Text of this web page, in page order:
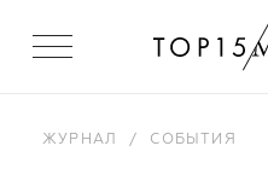
ЖУРНАЛ / СОБЫТИЯ